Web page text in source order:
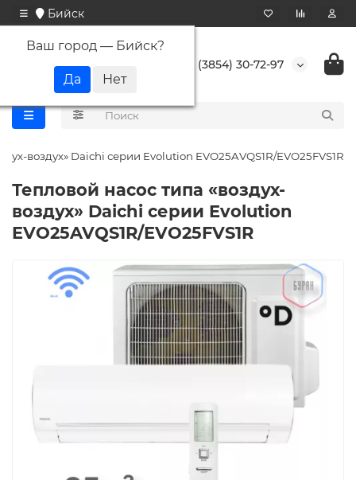
Бийск
Ваш город — Бийск?
+7 (3854) 30-72-97
воздух» Daichi серии Evolution EVO25AVQS1R/EVO25FVS1R
Тепловой насос типа «воздух-
воздух» Daichi серии Evolution
EVO25AVQS1R/EVO25FVS1R